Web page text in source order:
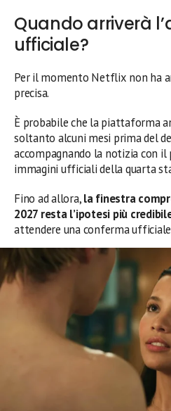
Quando arriverà
ufficiale?
Per il momento Netflix non ha
precisa.
È probabile che la piattaforma
soltanto alcuni mesi prima del
accompagnando la notizia con
immagini ufficiali della quarta
Fino ad allora,la finestra
2027 resta l’ipotesi più
attendere una conferma